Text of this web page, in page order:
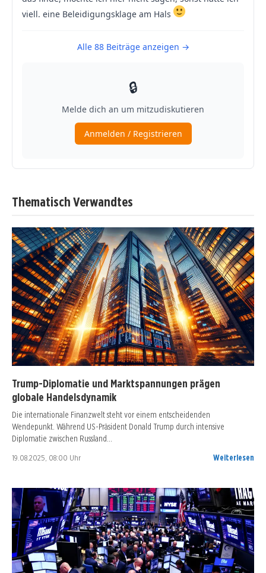
Thematisch Verwandtes
Trump-Diplomatie und Marktspannungen prägen
globale Handelsdynamik
Die internationale Finanzwelt steht vor einem entscheidenden
Wendepunkt. Während US-Präsident Donald Trump durch intensive
Diplomatie zwischen Russland…
19.08.2025, 08:00 Uhr Weiterlesen